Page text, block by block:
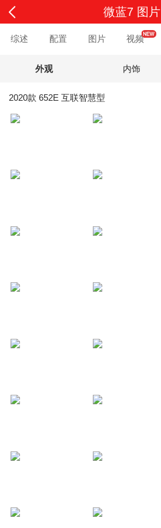
微蓝7 图片
综述 配置 图片 视频
外观 内饰
2020款 652E 互联智慧型